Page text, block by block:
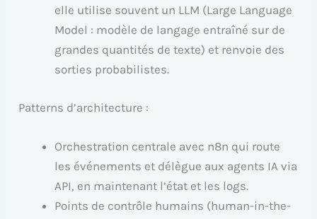
elle utilise souvent un LLM (Large Language
Model : modèle de langage entraîné sur de
grandes quantités de texte) et renvoie des
sorties probabilistes.
Patterns d’architecture :
Orchestration centrale avec n8n qui route
les événements et délègue aux agents IA via
API, en maintenant l’état et les logs.
Points de contrôle humains (human-in-the-